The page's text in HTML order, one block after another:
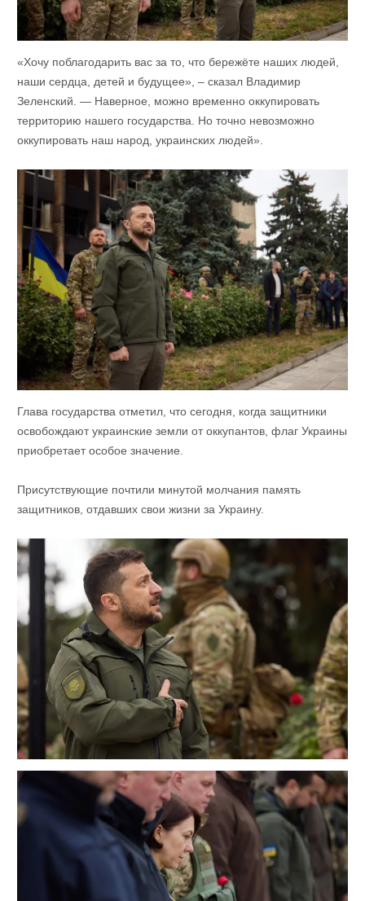
«Хочу поблагодарить вас за то, что бережёте наших людей,
наши сердца, детей и будущее», – сказал Владимир
Зеленский. — Наверное, можно временно оккупировать
территорию нашего государства. Но точно невозможно
оккупировать наш народ, украинских людей».
Глава государства отметил, что сегодня, когда защитники
освобождают украинские земли от оккупантов, флаг Украины
приобретает особое значение.
Присутствующие почтили минутой молчания память
защитников, отдавших свои жизни за Украину.